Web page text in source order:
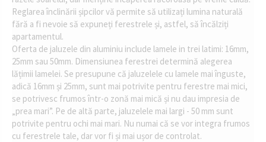
Reglarea înclinării șipcilor vă permite să utilizați lumina naturală
fără a fi nevoie să expuneți ferestrele și, astfel, să încălziți
apartamentul.
Oferta de jaluzele din aluminiu include lamele in trei latimi: 16mm,
25mm sau 50mm. Dimensiunea ferestrei determină alegerea
lățimii lamelei. Se presupune că jaluzelele cu lamele mai înguste,
adică 16mm și 25mm, sunt mai potrivite pentru ferestre mai mici,
se potrivesc frumos într-o zonă mai mică și nu dau impresia de
„prea mari”. Pe de altă parte, jaluzelele mai largi - 50 mm sunt
potrivite pentru ochi mai mari. Nu numai că se vor integra frumos
cu ferestrele tale, dar vor fi și mai ușor de controlat.